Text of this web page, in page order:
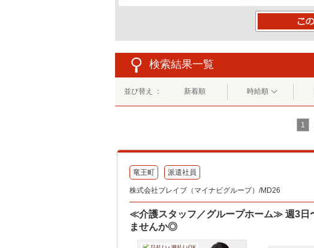
検索結果一覧
並び替え ： 新着順 時給順
1
竜王町 派遣社員
株式会社ブレイブ（マイナビグループ）/MD26
≪介護スタッフ／グループホーム≫ 週3日
ませんか◎